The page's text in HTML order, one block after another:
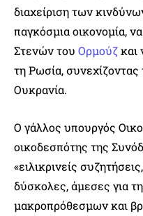
διαχείριση των
παγκόσμια οικονομία,
Στενών του Ορμούζκαι
τη Ρωσία, συνεχίζοντας
Ουκρανία.
Ο γάλλος υπουργός
οικοδεσπότης της
«ειλικρινείς
δύσκολες, άμεσες για
μακροπρόθεσμων και